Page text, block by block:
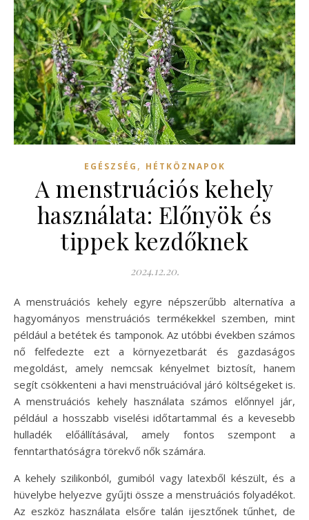
EGÉSZSÉG , HÉTKÖZNAPOK
A menstruációs kehely
használata: Előnyök és
tippek kezdőknek
2024.12.20.
A menstruációs kehely egyre népszerűbb alternatíva a
hagyományos menstruációs termékekkel szemben, mint
például a betétek és tamponok. Az utóbbi években számos
nő felfedezte ezt a környezetbarát és gazdaságos
megoldást, amely nemcsak kényelmet biztosít, hanem
segít csökkenteni a havi menstruációval járó költségeket is.
A menstruációs kehely használata számos előnnyel jár,
például a hosszabb viselési időtartammal és a kevesebb
hulladék előállításával, amely fontos szempont a
fenntarthatóságra törekvő nők számára.
A kehely szilikonból, gumiból vagy latexből készült, és a
hüvelybe helyezve gyűjti össze a menstruációs folyadékot.
Az eszköz használata elsőre talán ijesztőnek tűnhet, de